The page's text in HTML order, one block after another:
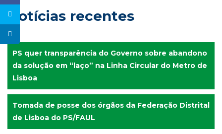
Notícias recentes
PS quer transparência do Governo sobre abandono
da solução em “laço” na Linha Circular do Metro de
Lisboa
Tomada de posse dos órgãos da Federação Distrital
de Lisboa do PS/FAUL